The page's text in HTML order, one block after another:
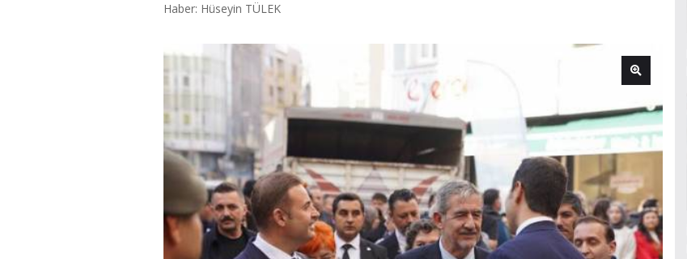
Haber: Hüseyin TÜLEK